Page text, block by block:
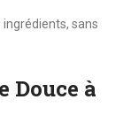
ingrédients, sans
Douce à